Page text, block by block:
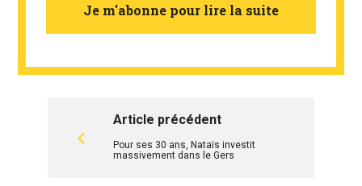
Je m'abonne pour lire la suite
Article précédent
Pour ses 30 ans, Nataïs investit
massivement dans le Gers